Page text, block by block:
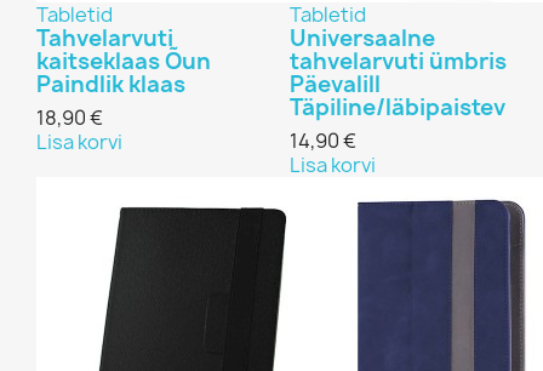
Tabletid
Tahvelarvuti
kaitseklaas Õun
Paindlik klaas
18,90 €
Lisa korvi
Tabletid
Universaalne
tahvelarvuti ümbris
Päevalill
Täpiline/läbipaistev
14,90 €
Lisa korvi